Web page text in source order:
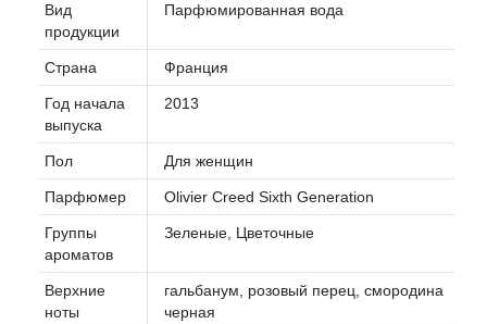
Вид
продукции
Парфюмированная вода
Страна Франция
Год начала
выпуска
2013
Пол Для женщин
Парфюмер Olivier Creed Sixth Generation
Группы
ароматов
Зеленые, Цветочные
Верхние
ноты
гальбанум, розовый перец, смородина
черная
Affinessence
Afnan
Agatha Ruiz de la Prada
Agent Provocateur
Agonist
Aigner